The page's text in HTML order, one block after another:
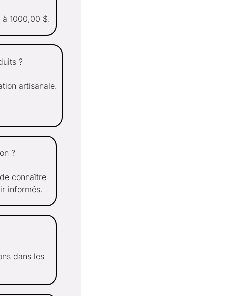
1000,00 $.
?
artisanale.
?
connaître
informés.
dans les